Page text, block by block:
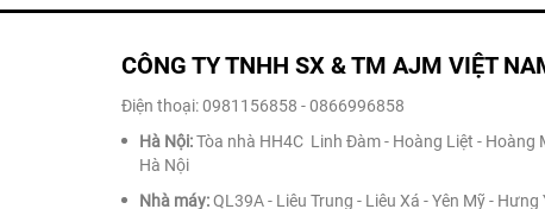
CÔNG TY TNHH SX & TM AJM VIỆT
Điện thoại: 0981156858 - 0866996858
Hà Nội:Tòa nhà HH4C Linh Đàm - Hoàng Liệt - Hoàng
Hà Nội
Nhà máy:QL39A - Liêu Trung - Liêu Xá - Yên Mỹ - Hưng